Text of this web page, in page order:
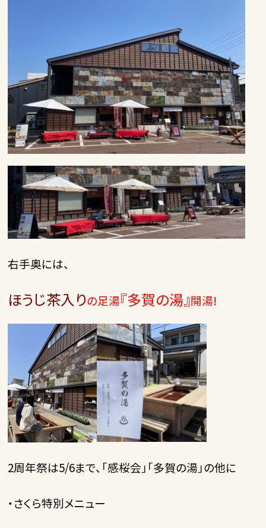
右手奥には、
ほうじ茶入りの足湯『多賀の湯』開湯!
2周年祭は5/6まで、「感桜会」「多賀の湯」の他に
・さくら特別メニュー